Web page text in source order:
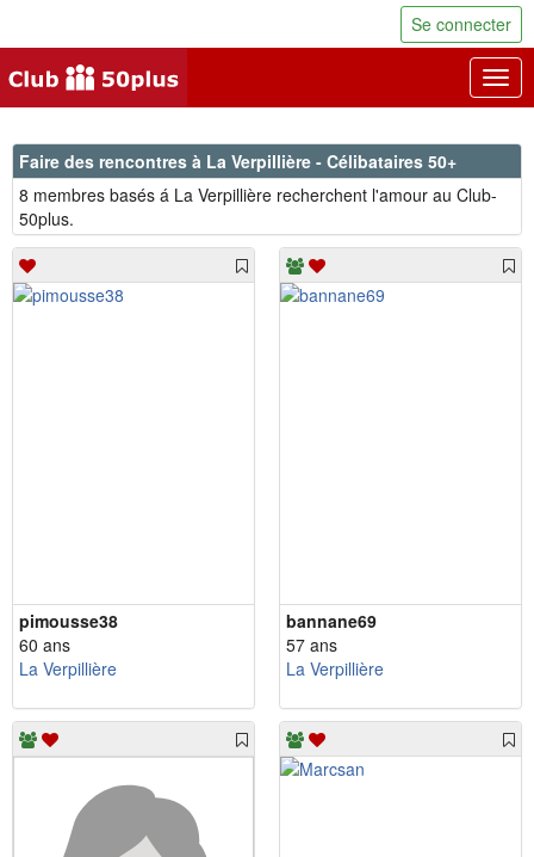
Se connecter
Faire des rencontres à La Verpillière - Célibataires 50+
8 membres basés á La Verpillière recherchent l'amour au Club-
50plus.
pimousse38
60 ans
La Verpillière
bannane69
57 ans
La Verpillière